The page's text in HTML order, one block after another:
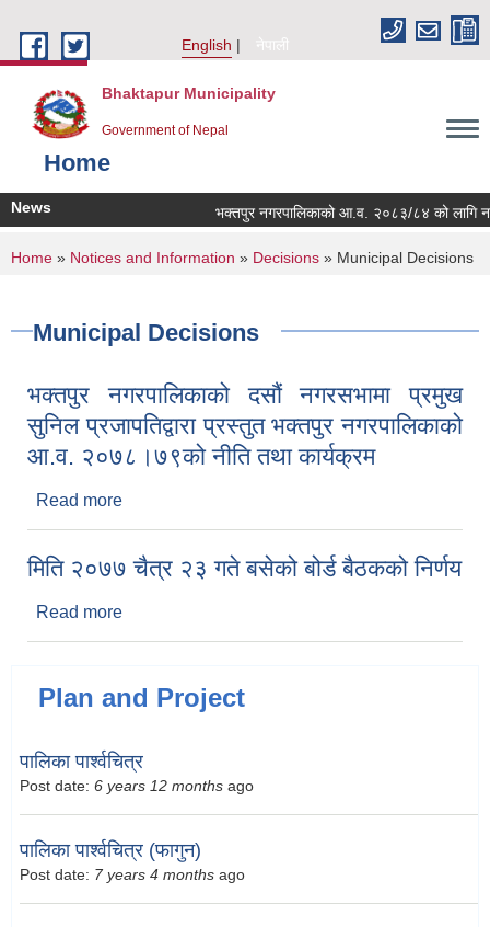
English
नेपाली
Bhaktapur Municipality
Government of Nepal
Home
News भक्तपुर नगरपालिकाको आ.व. २०८३/८४ को लागि
You are here
Home » Notices and Information » Decisions » Municipal Decisions
Municipal Decisions
भक्तपुर नगरपालिकाको दसौं नगरसभामा प्रमुख
सुनिल प्रजापतिद्वारा प्रस्तुत भक्तपुर नगरपालिकाको
आ.व. २०७८।७९को नीति तथा कार्यक्रम
Read more
मिति २०७७ चैत्र ‍‍‍‍२३ गते बसेको बोर्ड बैठकको निर्णय
Read more
Plan and Project
पालिका पार्श्वचित्र
Post date: 6 years 12 months ago
पालिका पार्श्वचित्र (फागुन)
Post date: 7 years 4 months ago